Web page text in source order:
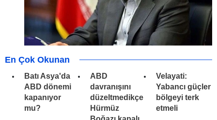
En Çok Okunan
Batı Asya'da
ABD dönemi
kapanıyor
mu?
ABD
davranışını
düzeltmedikçe
Hürmüz
Velayati:
Yabancı güçler
bölgeyi terk
etmeli